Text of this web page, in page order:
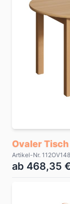
Ovaler
Artikel-Nr.
ab 468,35